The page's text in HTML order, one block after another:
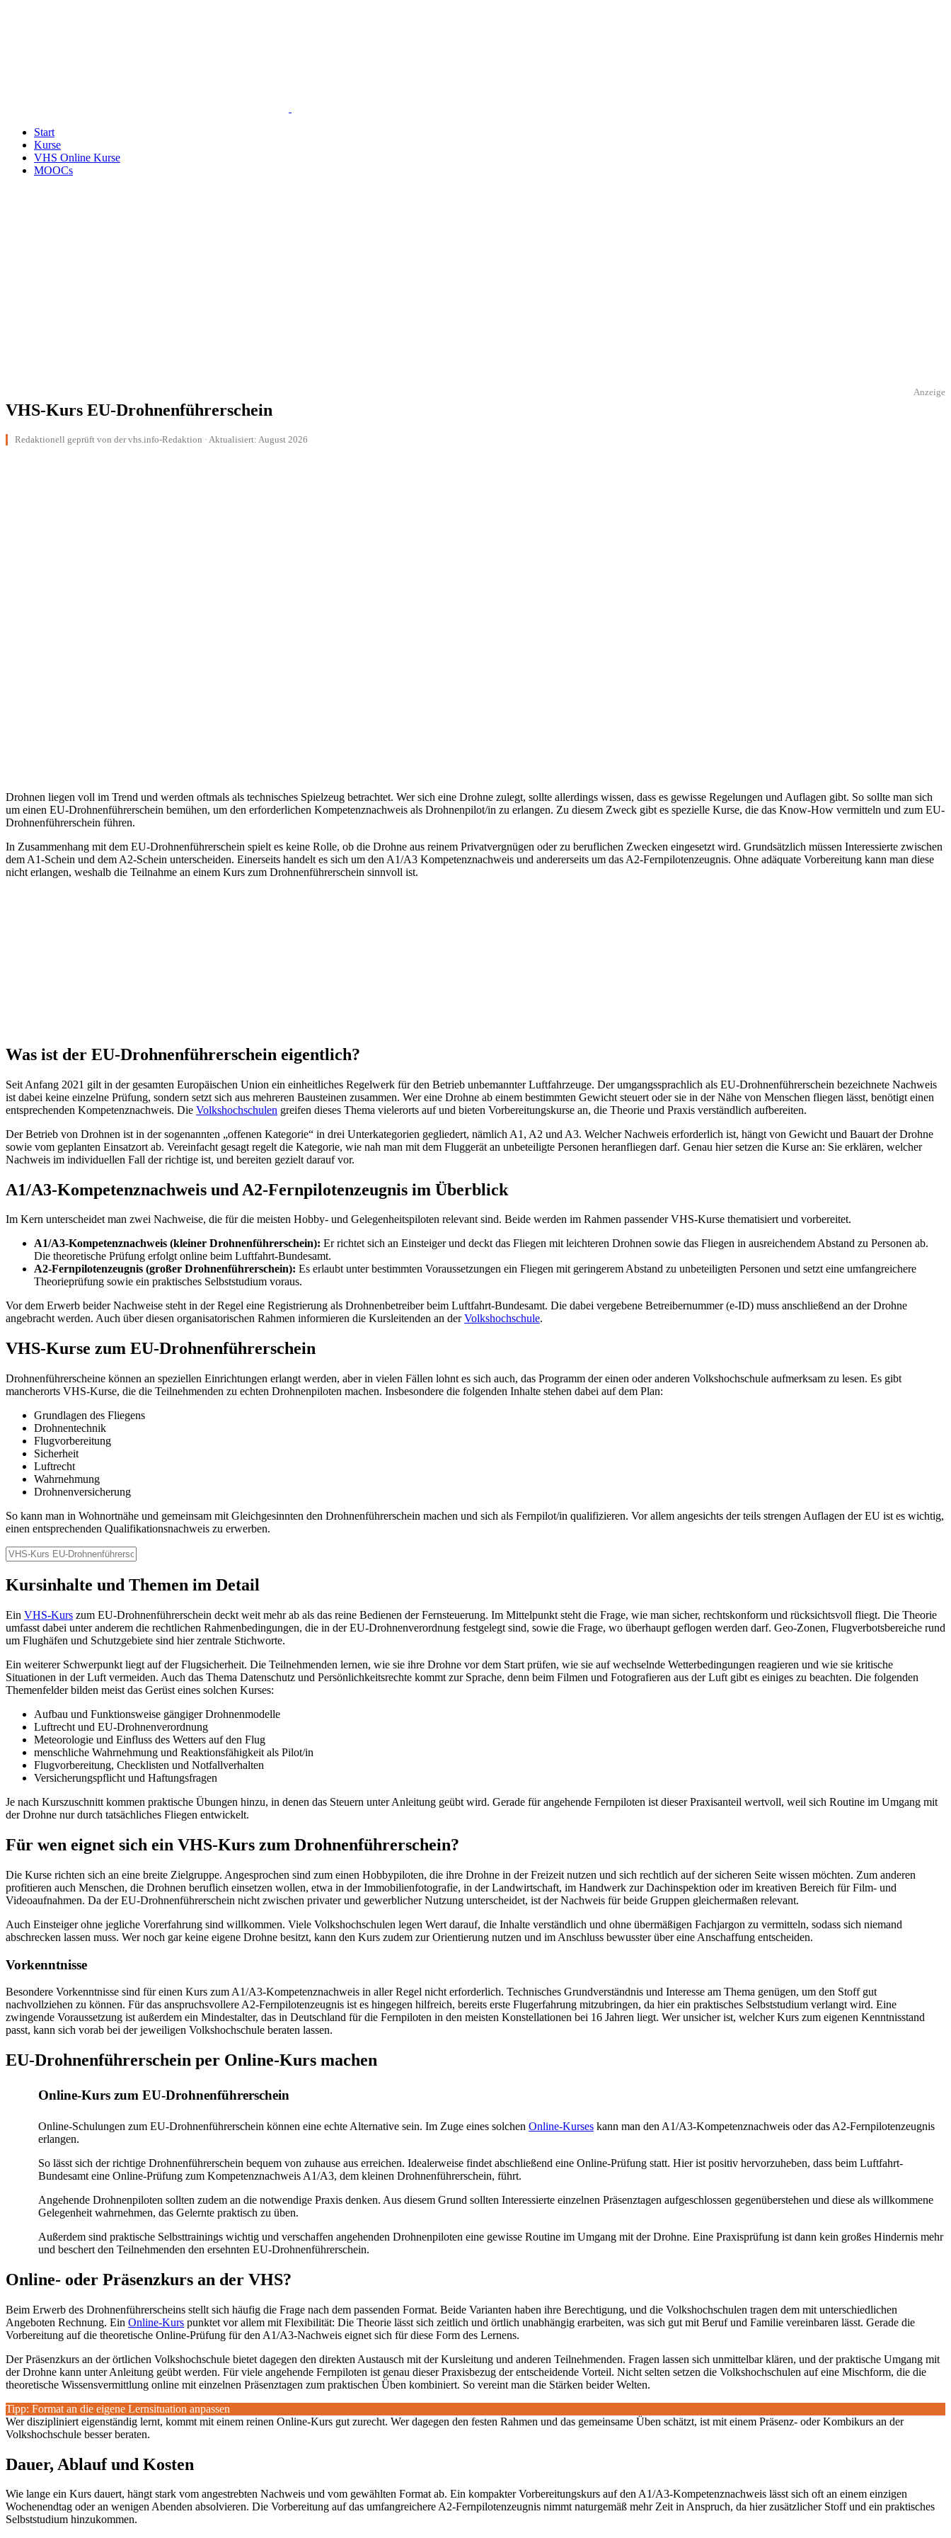
Start
Kurse
VHS Online Kurse
MOOCs
Anzeige
VHS-Kurs EU-Drohnenführerschein
Redaktionell geprüft von der vhs.info-Redaktion · Aktualisiert: August 2026
Drohnen liegen voll im Trend und werden oftmals als technisches Spielzeug betrachtet. Wer sich eine Drohne zulegt, sollte allerdings wissen, dass es gewisse Regelungen und Auflagen gibt. So sollte man sich
um einen EU-Drohnenführerschein bemühen, um den erforderlichen Kompetenznachweis als Drohnenpilot/in zu erlangen. Zu diesem Zweck gibt es spezielle Kurse, die das Know-How vermitteln und zum EU-
Drohnenführerschein führen.
In Zusammenhang mit dem EU-Drohnenführerschein spielt es keine Rolle, ob die Drohne aus reinem Privatvergnügen oder zu beruflichen Zwecken eingesetzt wird. Grundsätzlich müssen Interessierte zwischen
dem A1-Schein und dem A2-Schein unterscheiden. Einerseits handelt es sich um den A1/A3 Kompetenznachweis und andererseits um das A2-Fernpilotenzeugnis. Ohne adäquate Vorbereitung kann man diese
nicht erlangen, weshalb die Teilnahme an einem Kurs zum Drohnenführerschein sinnvoll ist.
Was ist der EU-Drohnenführerschein eigentlich?
Seit Anfang 2021 gilt in der gesamten Europäischen Union ein einheitliches Regelwerk für den Betrieb unbemannter Luftfahrzeuge. Der umgangssprachlich als EU-Drohnenführerschein bezeichnete Nachweis
ist dabei keine einzelne Prüfung, sondern setzt sich aus mehreren Bausteinen zusammen. Wer eine Drohne ab einem bestimmten Gewicht steuert oder sie in der Nähe von Menschen fliegen lässt, benötigt einen
entsprechenden Kompetenznachweis. Die Volkshochschulen greifen dieses Thema vielerorts auf und bieten Vorbereitungskurse an, die Theorie und Praxis verständlich aufbereiten.
Der Betrieb von Drohnen ist in der sogenannten „offenen Kategorie“ in drei Unterkategorien gegliedert, nämlich A1, A2 und A3. Welcher Nachweis erforderlich ist, hängt von Gewicht und Bauart der Drohne
sowie vom geplanten Einsatzort ab. Vereinfacht gesagt regelt die Kategorie, wie nah man mit dem Fluggerät an unbeteiligte Personen heranfliegen darf. Genau hier setzen die Kurse an: Sie erklären, welcher
Nachweis im individuellen Fall der richtige ist, und bereiten gezielt darauf vor.
A1/A3-Kompetenznachweis und A2-Fernpilotenzeugnis im Überblick
Im Kern unterscheidet man zwei Nachweise, die für die meisten Hobby- und Gelegenheitspiloten relevant sind. Beide werden im Rahmen passender VHS-Kurse thematisiert und vorbereitet.
A1/A3-Kompetenznachweis (kleiner Drohnenführerschein): Er richtet sich an Einsteiger und deckt das Fliegen mit leichteren Drohnen sowie das Fliegen in ausreichendem Abstand zu Personen ab.
Die theoretische Prüfung erfolgt online beim Luftfahrt-Bundesamt.
A2-Fernpilotenzeugnis (großer Drohnenführerschein): Es erlaubt unter bestimmten Voraussetzungen ein Fliegen mit geringerem Abstand zu unbeteiligten Personen und setzt eine umfangreichere
Theorieprüfung sowie ein praktisches Selbststudium voraus.
Vor dem Erwerb beider Nachweise steht in der Regel eine Registrierung als Drohnenbetreiber beim Luftfahrt-Bundesamt. Die dabei vergebene Betreibernummer (e-ID) muss anschließend an der Drohne
angebracht werden. Auch über diesen organisatorischen Rahmen informieren die Kursleitenden an derVolkshochschule.
VHS-Kurse zum EU-Drohnenführerschein
Drohnenführerscheine können an speziellen Einrichtungen erlangt werden, aber in vielen Fällen lohnt es sich auch, das Programm der einen oder anderen Volkshochschule aufmerksam zu lesen. Es gibt
mancherorts VHS-Kurse, die die Teilnehmenden zu echten Drohnenpiloten machen. Insbesondere die folgenden Inhalte stehen dabei auf dem Plan:
Grundlagen des Fliegens
Drohnentechnik
Flugvorbereitung
Sicherheit
Luftrecht
Wahrnehmung
Drohnenversicherung
So kann man in Wohnortnähe und gemeinsam mit Gleichgesinnten den Drohnenführerschein machen und sich als Fernpilot/in qualifizieren. Vor allem angesichts der teils strengen Auflagen der EU ist es wichtig,
einen entsprechenden Qualifikationsnachweis zu erwerben.
Kursinhalte und Themen im Detail
Ein VHS-Kurs zum EU-Drohnenführerschein deckt weit mehr ab als das reine Bedienen der Fernsteuerung. Im Mittelpunkt steht die Frage, wie man sicher, rechtskonform und rücksichtsvoll fliegt. Die Theorie
umfasst dabei unter anderem die rechtlichen Rahmenbedingungen, die in der EU-Drohnenverordnung festgelegt sind, sowie die Frage, wo überhaupt geflogen werden darf. Geo-Zonen, Flugverbotsbereiche rund
um Flughäfen und Schutzgebiete sind hier zentrale Stichworte.
Ein weiterer Schwerpunkt liegt auf der Flugsicherheit. Die Teilnehmenden lernen, wie sie ihre Drohne vor dem Start prüfen, wie sie auf wechselnde Wetterbedingungen reagieren und wie sie kritische
Situationen in der Luft vermeiden. Auch das Thema Datenschutz und Persönlichkeitsrechte kommt zur Sprache, denn beim Filmen und Fotografieren aus der Luft gibt es einiges zu beachten. Die folgenden
Themenfelder bilden meist das Gerüst eines solchen Kurses:
Aufbau und Funktionsweise gängiger Drohnenmodelle
Luftrecht und EU-Drohnenverordnung
Meteorologie und Einfluss des Wetters auf den Flug
menschliche Wahrnehmung und Reaktionsfähigkeit als Pilot/in
Flugvorbereitung, Checklisten und Notfallverhalten
Versicherungspflicht und Haftungsfragen
Je nach Kurszuschnitt kommen praktische Übungen hinzu, in denen das Steuern unter Anleitung geübt wird. Gerade für angehende Fernpiloten ist dieser Praxisanteil wertvoll, weil sich Routine im Umgang mit
der Drohne nur durch tatsächliches Fliegen entwickelt.
Für wen eignet sich ein VHS-Kurs zum Drohnenführerschein?
Die Kurse richten sich an eine breite Zielgruppe. Angesprochen sind zum einen Hobbypiloten, die ihre Drohne in der Freizeit nutzen und sich rechtlich auf der sicheren Seite wissen möchten. Zum anderen
profitieren auch Menschen, die Drohnen beruflich einsetzen wollen, etwa in der Immobilienfotografie, in der Landwirtschaft, im Handwerk zur Dachinspektion oder im kreativen Bereich für Film- und
Videoaufnahmen. Da der EU-Drohnenführerschein nicht zwischen privater und gewerblicher Nutzung unterscheidet, ist der Nachweis für beide Gruppen gleichermaßen relevant.
Auch Einsteiger ohne jegliche Vorerfahrung sind willkommen. Viele Volkshochschulen legen Wert darauf, die Inhalte verständlich und ohne übermäßigen Fachjargon zu vermitteln, sodass sich niemand
abschrecken lassen muss. Wer noch gar keine eigene Drohne besitzt, kann den Kurs zudem zur Orientierung nutzen und im Anschluss bewusster über eine Anschaffung entscheiden.
Vorkenntnisse
Besondere Vorkenntnisse sind für einen Kurs zum A1/A3-Kompetenznachweis in aller Regel nicht erforderlich. Technisches Grundverständnis und Interesse am Thema genügen, um den Stoff gut
nachvollziehen zu können. Für das anspruchsvollere A2-Fernpilotenzeugnis ist es hingegen hilfreich, bereits erste Flugerfahrung mitzubringen, da hier ein praktisches Selbststudium verlangt wird. Eine
zwingende Voraussetzung ist außerdem ein Mindestalter, das in Deutschland für die Fernpiloten in den meisten Konstellationen bei 16 Jahren liegt. Wer unsicher ist, welcher Kurs zum eigenen Kenntnisstand
passt, kann sich vorab bei der jeweiligen Volkshochschule beraten lassen.
EU-Drohnenführerschein per Online-Kurs machen
Online-Kurs zum EU-Drohnenführerschein
Online-Schulungen zum EU-Drohnenführerschein können eine echte Alternative sein. Im Zuge eines solchen Online-Kurses kann man den A1/A3-Kompetenznachweis oder das A2-Fernpilotenzeugnis
erlangen.
So lässt sich der richtige Drohnenführerschein bequem von zuhause aus erreichen. Idealerweise findet abschließend eine Online-Prüfung statt. Hier ist positiv hervorzuheben, dass beim Luftfahrt-
Bundesamt eine Online-Prüfung zum Kompetenznachweis A1/A3, dem kleinen Drohnenführerschein, führt.
Angehende Drohnenpiloten sollten zudem an die notwendige Praxis denken. Aus diesem Grund sollten Interessierte einzelnen Präsenztagen aufgeschlossen gegenüberstehen und diese als willkommene
Gelegenheit wahrnehmen, das Gelernte praktisch zu üben.
Außerdem sind praktische Selbsttrainings wichtig und verschaffen angehenden Drohnenpiloten eine gewisse Routine im Umgang mit der Drohne. Eine Praxisprüfung ist dann kein großes Hindernis mehr
und beschert den Teilnehmenden den ersehnten EU-Drohnenführerschein.
Online- oder Präsenzkurs an der VHS?
Beim Erwerb des Drohnenführerscheins stellt sich häufig die Frage nach dem passenden Format. Beide Varianten haben ihre Berechtigung, und die Volkshochschulen tragen dem mit unterschiedlichen
Angeboten Rechnung. Ein Online-Kurs punktet vor allem mit Flexibilität: Die Theorie lässt sich zeitlich und örtlich unabhängig erarbeiten, was sich gut mit Beruf und Familie vereinbaren lässt. Gerade die
Vorbereitung auf die theoretische Online-Prüfung für den A1/A3-Nachweis eignet sich für diese Form des Lernens.
Der Präsenzkurs an der örtlichen Volkshochschule bietet dagegen den direkten Austausch mit der Kursleitung und anderen Teilnehmenden. Fragen lassen sich unmittelbar klären, und der praktische Umgang mit
der Drohne kann unter Anleitung geübt werden. Für viele angehende Fernpiloten ist genau dieser Praxisbezug der entscheidende Vorteil. Nicht selten setzen die Volkshochschulen auf eine Mischform, die die
theoretische Wissensvermittlung online mit einzelnen Präsenztagen zum praktischen Üben kombiniert. So vereint man die Stärken beider Welten.
Tipp: Format an die eigene Lernsituation anpassen
Wer diszipliniert eigenständig lernt, kommt mit einem reinen Online-Kurs gut zurecht. Wer dagegen den festen Rahmen und das gemeinsame Üben schätzt, ist mit einem Präsenz- oder Kombikurs an der
Volkshochschule besser beraten.
Dauer, Ablauf und Kosten
Wie lange ein Kurs dauert, hängt stark vom angestrebten Nachweis und vom gewählten Format ab. Ein kompakter Vorbereitungskurs auf den A1/A3-Kompetenznachweis lässt sich oft an einem einzigen
Wochenendtag oder an wenigen Abenden absolvieren. Die Vorbereitung auf das umfangreichere A2-Fernpilotenzeugnis nimmt naturgemäß mehr Zeit in Anspruch, da hier zusätzlicher Stoff und ein praktisches
Selbststudium hinzukommen.